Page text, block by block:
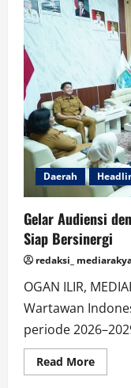
Gelar
Acara
Pisah
Ogan
Ilir,
Daerah
Gelar Audiensi
Siap Bersinergi
redaksi_
OGAN ILIR,
Wartawan
periode
Read MoreRead
more